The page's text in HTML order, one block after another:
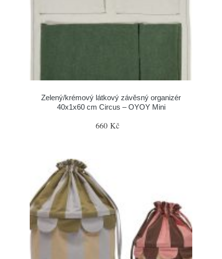
Zelený/krémový látkový závěsný organizér
40x1x60 cm Circus – OYOY Mini
660 Kč